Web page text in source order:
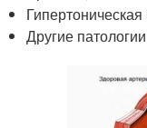
Гипертоническая
Другие